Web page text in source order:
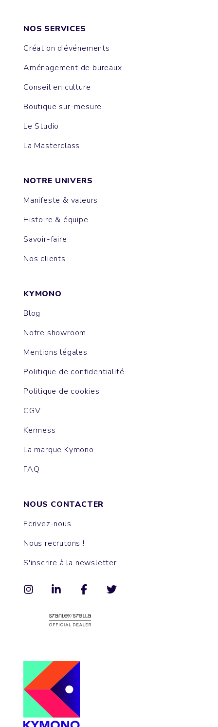
NOS SERVICES
Création d’événements
Aménagement de bureaux
Conseil en culture
Boutique sur-mesure
Le Studio
La Masterclass
NOTRE UNIVERS
Manifeste & valeurs
Histoire & équipe
Savoir-faire
Nos clients
KYMONO
Blog
Notre showroom
Mentions légales
Politique de confidentialité
Politique de cookies
CGV
Kermess
La marque Kymono
FAQ
NOUS CONTACTER
Ecrivez-nous
Nous recrutons !
S'inscrire à la newsletter